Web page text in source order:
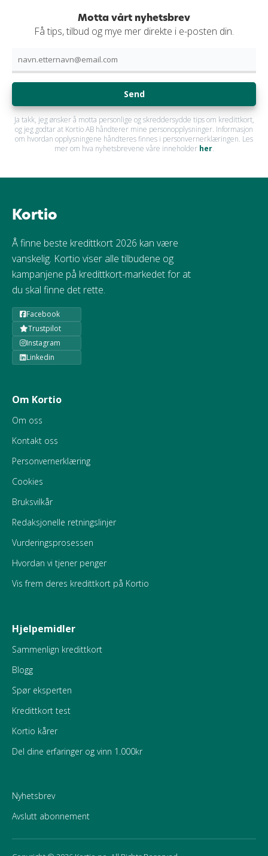
Motta vårt nyhetsbrev
Få tips, tilbud og mye mer direkte i e-posten din.
Send
Ja takk, jeg ønsker å motta personlige og skreddersydde tips om kredittkort,
og jeg godtar at Kortio AB håndterer mine personopplysninger. Informasjon
om hvordan opplysningene håndteres finnes i personvernerklæringen. Les
mer om hva nyhetsbrevene våre inneholder her.
Kortio
Å finne beste kredittkort 2026 kan være
vanskelig. Kortio viser alle tilbudene og
kampanjene på kredittkort-markedet for at
du skal finne det rette.
Facebook
Trustpilot
Instagram
Linkedin
Om Kortio
Om oss
Kontakt oss
Personvernerklæring
Cookies
Bruksvilkår
Redaksjonelle retningslinjer
Vurderingsprosessen
Hvordan vi tjener penger
Vis frem deres kredittkort på Kortio
Hjelpemidler
Sammenlign kredittkort
Blogg
Spør eksperten
Kredittkort test
Kortio kårer
Del dine erfaringer og vinn 1.000kr
Nyhetsbrev
Avslutt abonnement